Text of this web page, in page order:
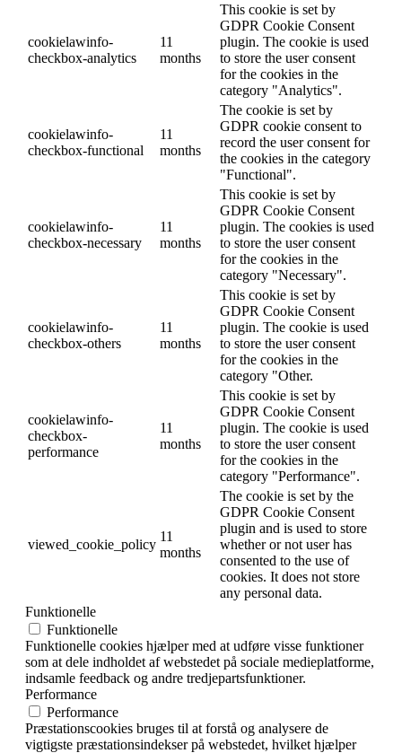
cookielawinfo-
checkbox-analytics
11
months
This cookie is set by
GDPR Cookie Consent
plugin. The cookie is used
to store the user consent
for the cookies in the
category "Analytics".
cookielawinfo-
checkbox-functional
11
months
The cookie is set by
GDPR cookie consent to
record the user consent for
the cookies in the category
"Functional".
cookielawinfo-
checkbox-necessary
11
months
This cookie is set by
GDPR Cookie Consent
plugin. The cookies is used
to store the user consent
for the cookies in the
category "Necessary".
cookielawinfo-
checkbox-others
11
months
This cookie is set by
GDPR Cookie Consent
plugin. The cookie is used
to store the user consent
for the cookies in the
category "Other.
cookielawinfo-
checkbox-
performance
11
months
This cookie is set by
GDPR Cookie Consent
plugin. The cookie is used
to store the user consent
for the cookies in the
category "Performance".
viewed_cookie_policy
11
months
The cookie is set by the
GDPR Cookie Consent
plugin and is used to store
whether or not user has
consented to the use of
cookies. It does not store
any personal data.
Funktionelle
Funktionelle
Funktionelle cookies hjælper med at udføre visse funktioner
som at dele indholdet af webstedet på sociale medieplatforme,
indsamle feedback og andre tredjepartsfunktioner.
Performance
Performance
Præstationscookies bruges til at forstå og analysere de
vigtigste præstationsindekser på webstedet, hvilket hjælper